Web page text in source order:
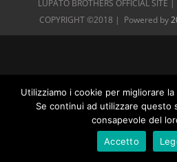
LUPATO BROTHERS OFFICIAL SITE
COPYRIGHT ©2018 | Powered by
Utilizziamo i cookie per migliorare
Se continui ad utilizzare questo
consapevole del
Accetto